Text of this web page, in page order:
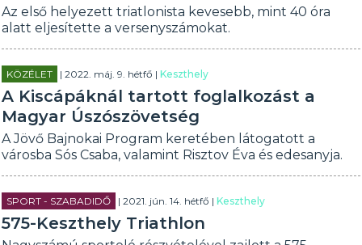
Az első helyezett triatlonista kevesebb, mint 40 óra
alatt eljesítette a versenyszámokat.
KÖZÉLET | 2022. máj. 9. hétfő |Keszthely
A Kiscápáknál tartott foglalkozást a
Magyar Úszószövetség
A Jövő Bajnokai Program keretében látogatott a
városba Sós Csaba, valamint Risztov Éva és edesanyja.
SPORT - SZABADIDŐ | 2021. jún. 14. hétfő |Keszthely
575-Keszthely Triathlon